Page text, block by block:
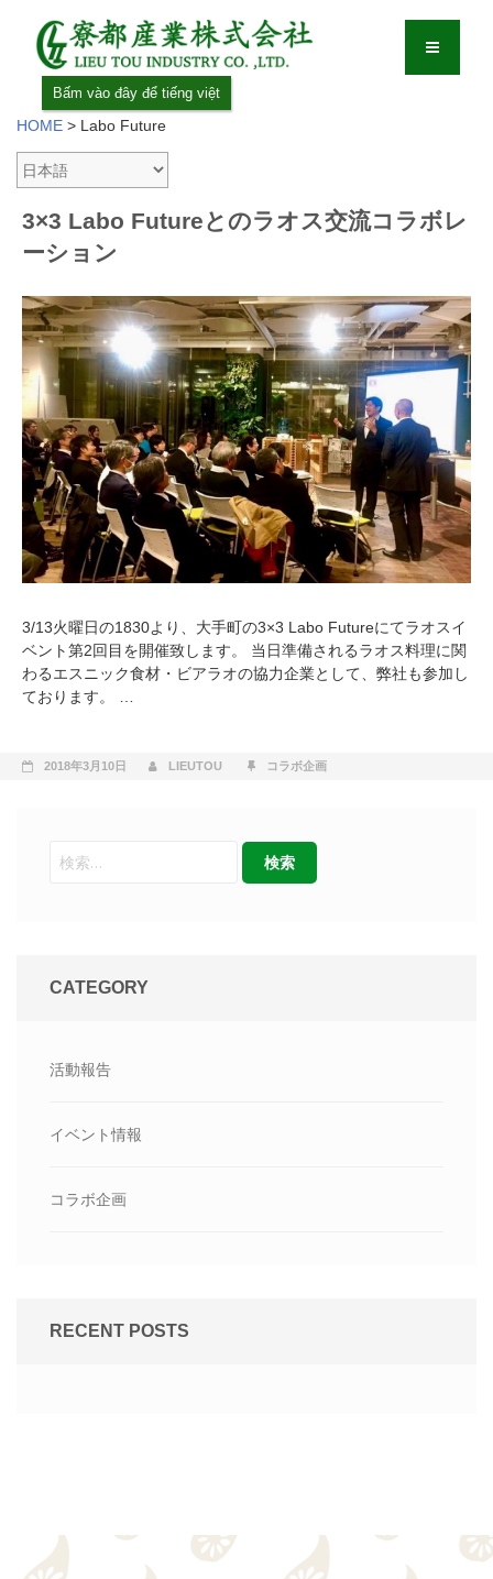
Bấm vào đây để tiếng việt
HOME > Labo Future
3×3 Labo Futureとのラオス交流コラボレ
ーション
3/13火曜日の1830より、大手町の3×3 Labo Futureにてラオスイ
ベント第2回目を開催致します。 当日準備されるラオス料理に関
わるエスニック食材・ビアラオの協力企業として、弊社も参加し
ております。 …
2018年3月10日 LIEUTOU コラボ企画
CATEGORY
活動報告
イベント情報
コラボ企画
RECENT POSTS